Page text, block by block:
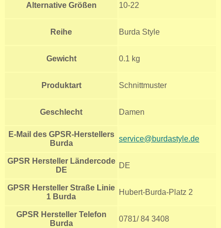
Alternative Größen 10-22
Reihe Burda Style
Gewicht 0.1 kg
Produktart Schnittmuster
Geschlecht Damen
E-Mail des GPSR-Herstellers
Burda
service@burdastyle.de
GPSR Hersteller Ländercode
DE
DE
GPSR Hersteller Straße Linie
1 Burda
Hubert-Burda-Platz 2
GPSR Hersteller Telefon
Burda
0781/ 84 3408